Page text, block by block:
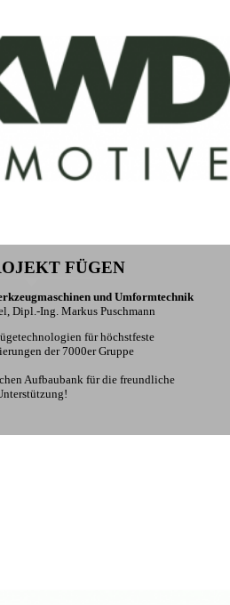
FÜGEN
und Umformtechnik
Dipl.-Ing. Markus Puschmann
für höchstfeste
der 7000er Gruppe
Aufbaubank für die freundliche